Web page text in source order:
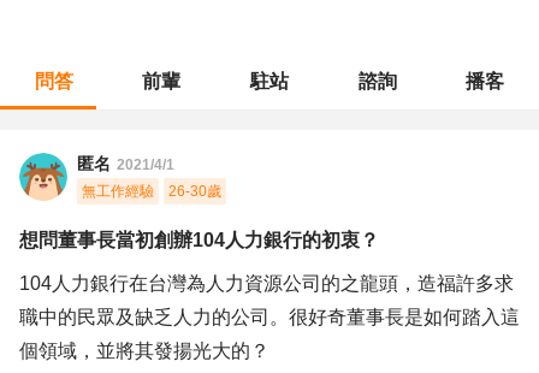
問答 前輩 駐站 諮詢 播客
匿名 2021/4/1
無工作經驗
26-30歲
想問董事長當初創辦104人力銀行的初衷？
104人力銀行在台灣為人力資源公司的之龍頭，造福許多求
職中的民眾及缺乏人力的公司。很好奇董事長是如何踏入這
個領域，並將其發揚光大的？